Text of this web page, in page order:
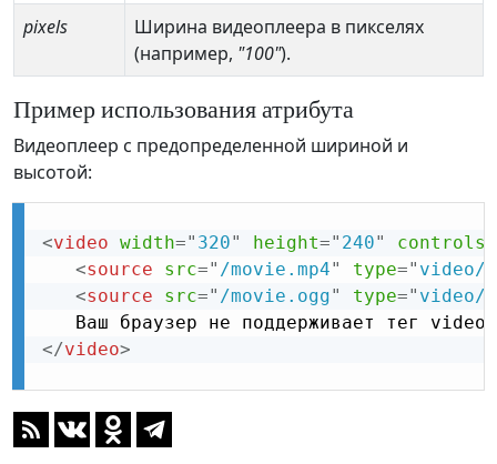
pixels
Ширина видеоплеера в пикселях
(например, "100").
Пример использования атрибута
Видеоплеер с предопределенной шириной и
высотой:
<video width=" 320" height=" 240" controls
<source src=" /movie.mp4" type=" video/
<source src=" /movie.ogg" type=" video/
</video>